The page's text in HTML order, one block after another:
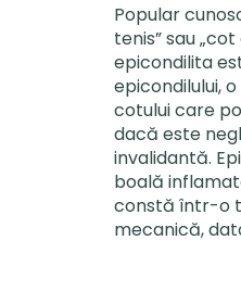
Popular
tenis” sau
epicondilita
epicondilului,
cotului care
dacă este
invalidantă.
boală
constă într-o
mecanică,